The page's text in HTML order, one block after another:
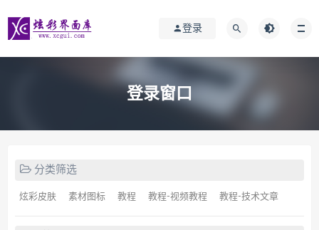
登录
登录窗口
分类筛选
炫彩皮肤 素材图标 教程 教程-视频教程 教程-技术文章